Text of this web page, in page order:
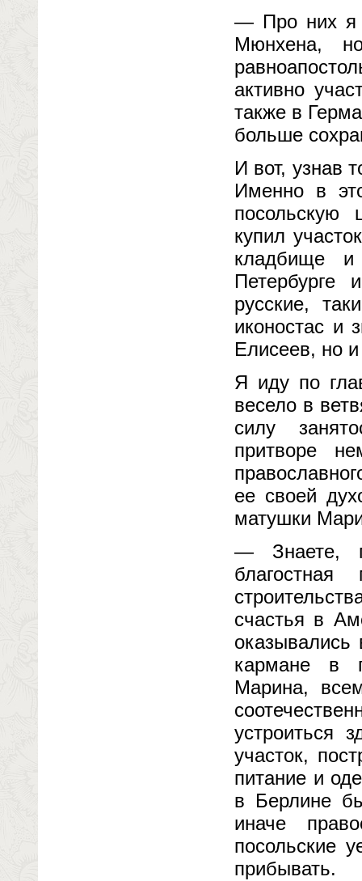
— Про них я
Мюнхена,
активно
также в
больше
И вот, узнав
Именно в
посольскую
купил
кладбище и
русские,
иконостас и
Елисеев, но
Я иду по
весело в
силу
притворе
ее своей
матушки
— Знаете,
счастья в
кармане в
Марина,
устроиться
участок,
питание и
в Берлине
иначе
посольские
прибывать.